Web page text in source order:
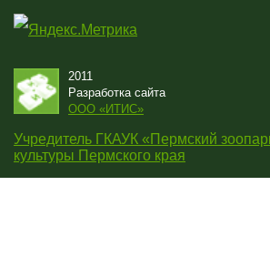
2011
Разработка сайта
OOO «ИТИС»
Учредитель ГКАУК «Пермский
культуры Пермского края